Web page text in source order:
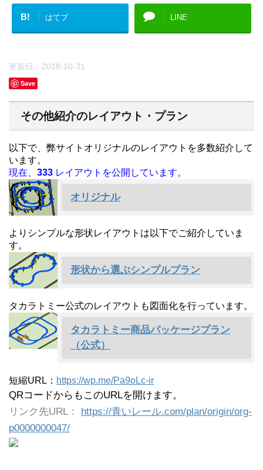
B! はてブ LINE
更新日： 2018-10-31
Save
その他紹介のレイアウト・プラン
以下で、弊サイトオリジナルのレイアウトを多数紹介して
います。
現在、 333 レイアウトを公開しています。
オリジナル
よりシンプルな形状レイアウトは以下でご紹介していま
す。
形状から選ぶシンプルプラン
タカラトミー公式のレイアウトも図面化を行っています。
タカラトミー商品パッケージプラン
（公式）
短縮URL： https://wp.me/Pa9oLc-ir
QRコードからもこのURLを開けます。
リンク先URL： https://青いレール.com/plan/origin/org-
p0000000047/